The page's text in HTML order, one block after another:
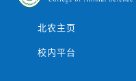
北农主页
校内平台